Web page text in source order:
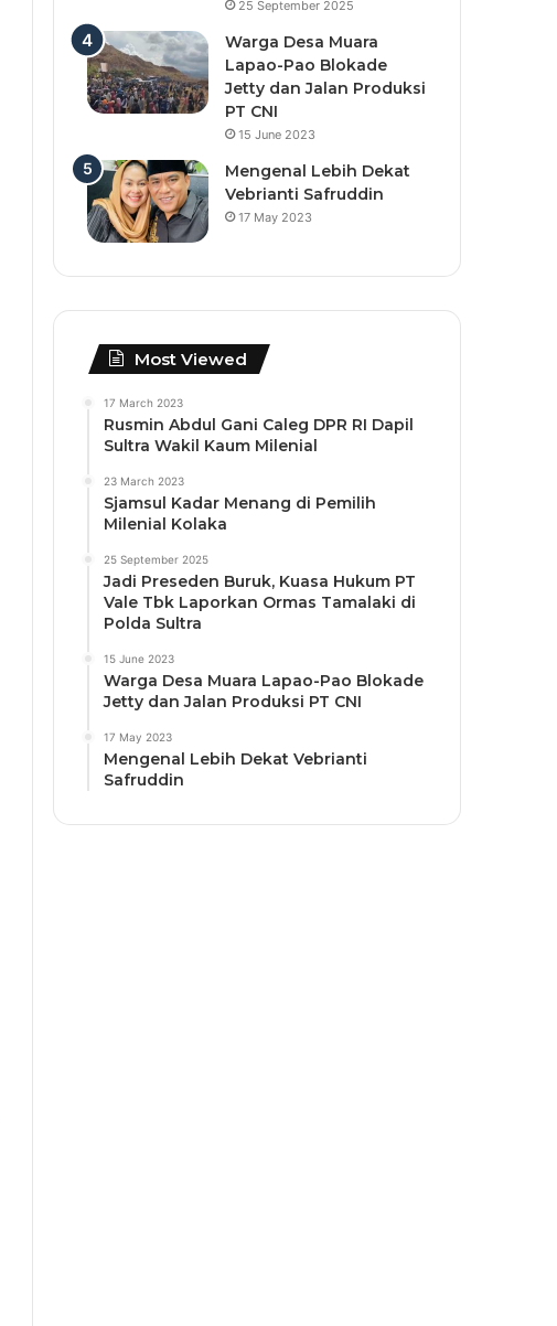
25 September 2025
Warga Desa Muara
Lapao-Pao Blokade
Jetty dan Jalan Produksi
PT CNI
15 June 2023
Mengenal Lebih Dekat
Vebrianti Safruddin
17 May 2023
Most Viewed
17 March 2023
Rusmin Abdul Gani Caleg DPR RI Dapil
Sultra Wakil Kaum Milenial
23 March 2023
Sjamsul Kadar Menang di Pemilih
Milenial Kolaka
25 September 2025
Jadi Preseden Buruk, Kuasa Hukum PT
Vale Tbk Laporkan Ormas Tamalaki di
Polda Sultra
15 June 2023
Warga Desa Muara Lapao-Pao Blokade
Jetty dan Jalan Produksi PT CNI
17 May 2023
Mengenal Lebih Dekat Vebrianti
Safruddin